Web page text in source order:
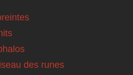
des runes